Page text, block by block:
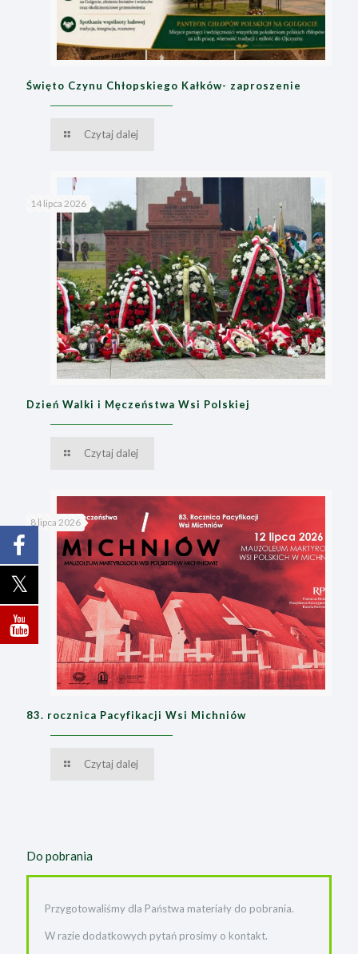
Święto Czynu Chłopskiego Kałków- zaproszenie
Czytaj dalej
14 lipca 2026
Dzień Walki i Męczeństwa Wsi Polskiej
Czytaj dalej
8 lipca 2026
83. rocznica Pacyfikacji Wsi Michniów
Czytaj dalej
Do pobrania
Przygotowaliśmy dla Państwa materiały do pobrania.
W razie dodatkowych pytań prosimy o kontakt.